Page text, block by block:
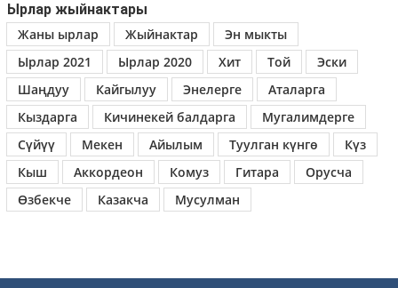
Ырлар жыйнактары
Жаны ырлар
Жыйнактар
Эн мыкты
Ырлар 2021
Ырлар 2020 Хит Той
Эски
Шаңдуу
Кайгылуу Энелерге
Аталарга
Кыздарга
Кичинекей балдарга
Мугалимдерге
Сүйүү
Мекен Айылым Туулган күнгө
Күз
Кыш
Аккордеон Комуз Гитара
Орусча
Өзбекче
Казакча Мусулман